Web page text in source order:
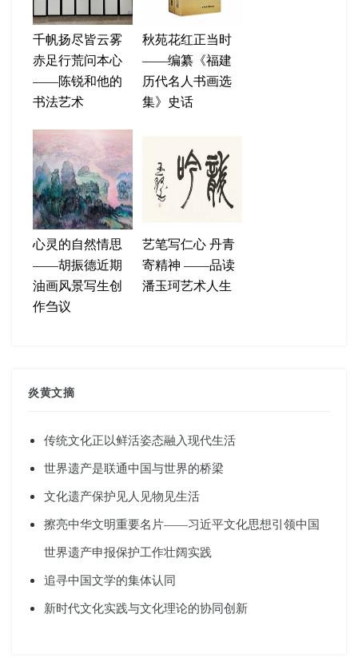
千帆扬尽皆云雾
赤足行荒问本心
——陈锐和他的
书法艺术
秋苑花红正当时
——编纂《福建
历代名人书画选
集》史话
心灵的自然情思
——胡振德近期
油画风景写生创
作刍议
艺笔写仁心 丹青
寄精神 ——品读
潘玉珂艺术人生
炎黄文摘
传统文化正以鲜活姿态融入现代生活
世界遗产是联通中国与世界的桥梁
文化遗产保护见人见物见生活
擦亮中华文明重要名片——习近平文化思想引领中国
世界遗产申报保护工作壮阔实践
追寻中国文学的集体认同
新时代文化实践与文化理论的协同创新